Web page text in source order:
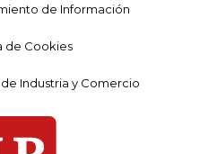
de Información
de Cookies
Industria y Comercio